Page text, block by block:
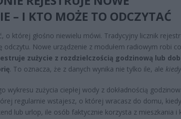
– I KTO MOŻE TO ODCZYTAĆ
o której głośno niewielu mówi. Tradycyjny licznik
odczytu. Nowe urządzenie z modułem radiowym robi
zużycie z rozdzielczością godzinową lub
. To oznacza, że z danych wynika nie tylko ile, ale kiedy
wykresu zużycia ciepłej wody z dokładnością
regularnie wstajesz, o której wracasz do domu, kiedy
lub urlop, ile osób faktycznie korzysta z mieszkania i